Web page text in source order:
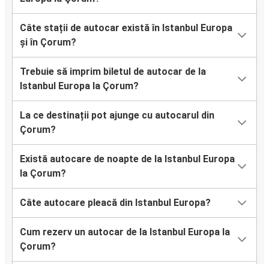
Câte stații de autocar există în Istanbul Europa
și în Çorum?
Trebuie să imprim biletul de autocar de la
Istanbul Europa la Çorum?
La ce destinații pot ajunge cu autocarul din
Çorum?
Există autocare de noapte de la Istanbul Europa
la Çorum?
Câte autocare pleacă din Istanbul Europa?
Cum rezerv un autocar de la Istanbul Europa la
Çorum?